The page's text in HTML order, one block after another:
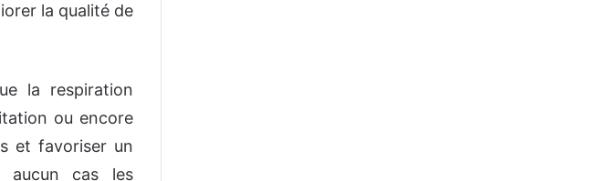
la qualité de
la respiration
ou encore
et favoriser un
aucun cas les